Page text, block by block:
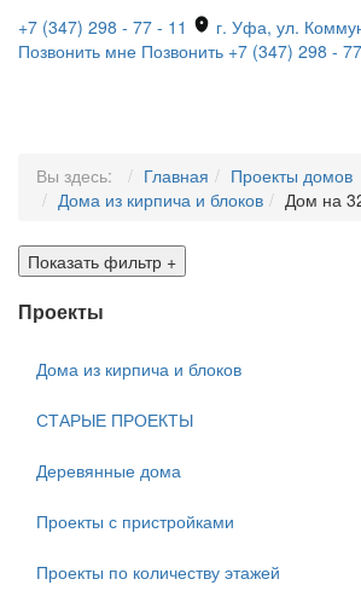
+7 (347) 298 - 77 - 11
г. Уфа, ул.
Позвонить мне Позвонить +7 (347) 298 -
Вы здесь: Главная
Проекты домов
Дома из кирпича и блоков
Дом на
Показать фильтр +
Проекты
Дома из кирпича и блоков
СТАРЫЕ ПРОЕКТЫ
Деревянные дома
Проекты с пристройками
Проекты по количеству этажей